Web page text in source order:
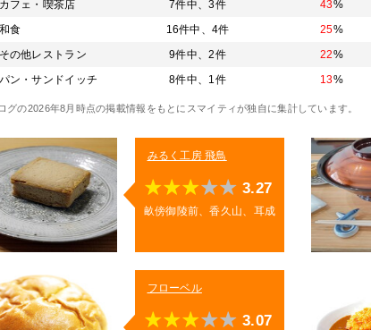
カフェ・喫茶店 7件中、3件 43%
和食 16件中、 4件 25%
その他レストラン 9件中、2件 22%
パン・サンドイッチ 8件中、 1件 13%
グの2026年8月時点の掲載情報をもとにスマイティが独自に集計しています。
みるく工房 飛鳥
3.27
畝傍御陵前、香久山、耳成
フローベル
3.07